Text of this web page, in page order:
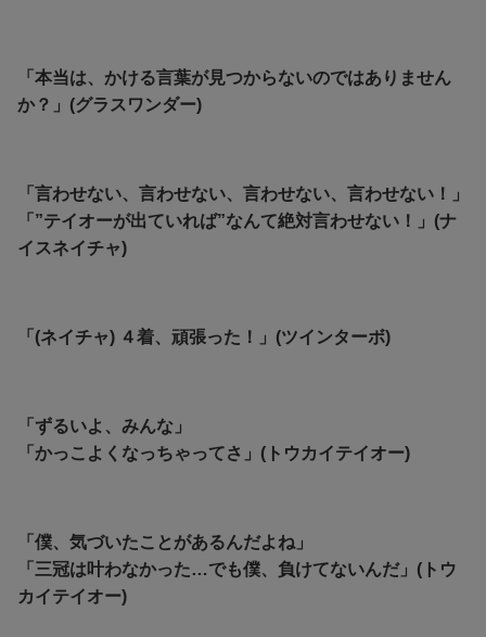
「本当は、かける言葉が見つからないのではありません
か？」(グラスワンダー)
「言わせない、言わせない、言わせない、言わせない！」
「”テイオーが出ていれば”なんて絶対言わせない！」(ナ
イスネイチャ)
「(ネイチャ) ４着、頑張った！」(ツインターボ)
「ずるいよ、みんな」
「かっこよくなっちゃってさ」(トウカイテイオー)
「僕、気づいたことがあるんだよね」
「三冠は叶わなかった…でも僕、負けてないんだ」(トウ
カイテイオー)